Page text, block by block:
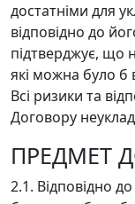
достатніми для
відповідно до
підтверджує, що
які можна було б
Всі ризики та
Договору
ПРЕДМЕТ
2.1. Відповідно